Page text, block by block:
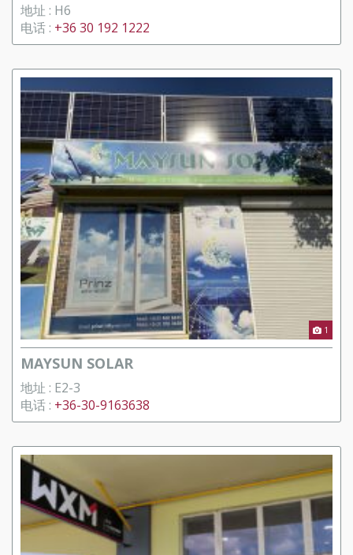
地址 : H6
电话 : +36 30 192 1222
1
MAYSUN SOLAR
地址 : E2-3
电话 : +36-30-9163638